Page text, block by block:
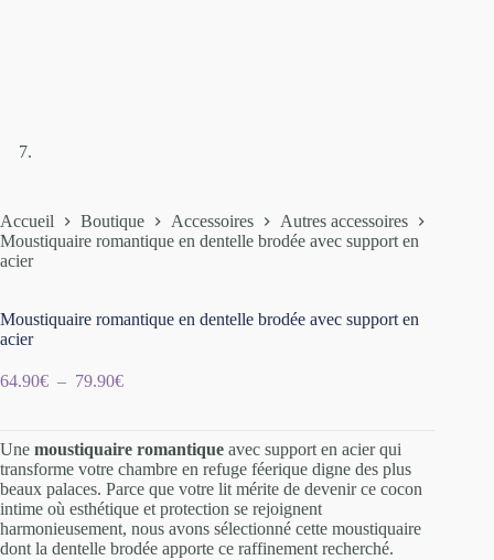
Accueil Boutique Accessoires
Autres accessoires
Moustiquaire romantique en dentelle brodée avec support en
acier
Moustiquaire romantique en dentelle brodée avec support en
acier
64.90€ – 79.90€
Une moustiquaire romantique avec support en acier qui
transforme votre chambre en refuge féerique digne des plus
beaux palaces. Parce que votre lit mérite de devenir ce cocon
intime où esthétique et protection se rejoignent
harmonieusement, nous avons sélectionné cette moustiquaire
dont la dentelle brodée apporte ce raffinement recherché.